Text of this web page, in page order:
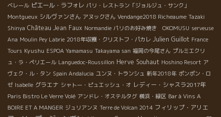
ベレール ピエール・ラフォレ パリ・レストラン「ジョルジュ・サンク」
Montgueux シルヴァンさん アヌックさん Vendange2018 Richeaume Tazaki
Shinya Château Jean Faux Normandie パリのお好み焼き OKOMUSU serveuse
Ana Moulin Pey Labrie 2018年収穫・クリストフ・パカレ Julien Guillot France
Tours Kyushu ESPOA Yamamasu Takayama san 福岡の今尾さん プルミエクリ
ュ・ラ・ペリエール Languedoc-Roussillon Herve Souhaut Hoshino Resort ア
ヴェク・ル・タン Spain Andalucia ユンヌ・トランシュ 新年2018年 ポンポン・ロ
ゼ Isabelle グラエナ シャトー・ピュエッシュ・オ レディー・シャスラ2017年
Paris Bistro Le Verre Volé アンドレ・オステルタグ 横浜・緑区 Bar à Vins A
BOIRE ET A MANGER ジュリアンヌ Terre de Volcan 2014 フィリップ・アリエ